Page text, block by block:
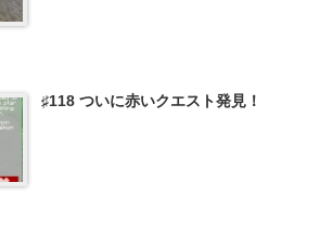
♯118 ついに赤いクエスト発見！